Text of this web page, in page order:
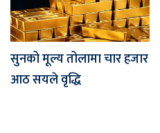
सुनको मूल्य तोलामा चार हजार
आठ सयले वृद्धि